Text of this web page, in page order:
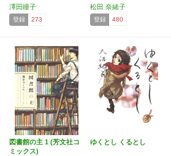
澤田瞳子
登録 273
松田 奈緒子
登録 480
図書館の主 1 (芳文社コ
ミックス)
ゆくとし くるとし